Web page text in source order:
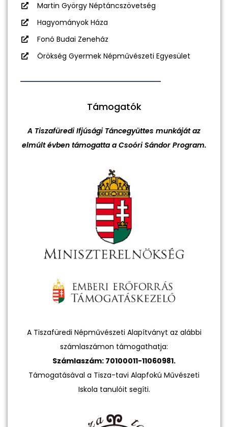
Martin György Néptáncszövetség
Hagyományok Háza
Fonó Budai Zeneház
Örökség Gyermek Népművészeti Egyesület
Támogatók
A Tiszafüredi Ifjúsági Táncegyüttes munkáját az
elmúlt évben támogatta a Csoóri Sándor Program.
A Tiszafüredi Népművészeti Alapítványt az alábbi
számlaszámon támogathatja:
Számlaszám: 70100011-11060981.
Támogatásával a Tisza-tavi Alapfokú Művészeti
Iskola tanulóit segíti.